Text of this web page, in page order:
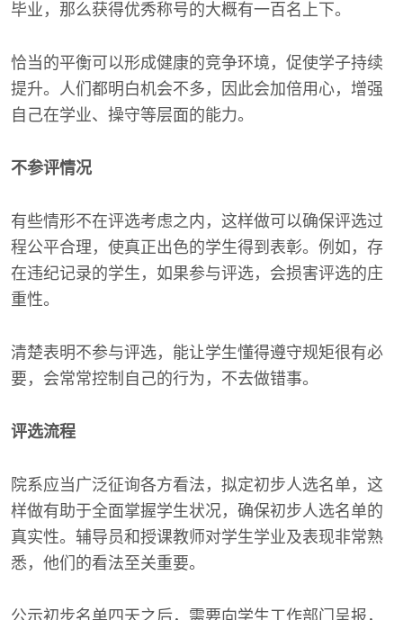
毕业，那么获得优秀称号的大概有一百名上下。
恰当的平衡可以形成健康的竞争环境，促使学子持续
提升。人们都明白机会不多，因此会加倍用心，增强
自己在学业、操守等层面的能力。
不参评情况
有些情形不在评选考虑之内，这样做可以确保评选过
程公平合理，使真正出色的学生得到表彰。例如，存
在违纪记录的学生，如果参与评选，会损害评选的庄
重性。
清楚表明不参与评选，能让学生懂得遵守规矩很有必
要，会常常控制自己的行为，不去做错事。
评选流程
院系应当广泛征询各方看法，拟定初步人选名单，这
样做有助于全面掌握学生状况，确保初步人选名单的
真实性。辅导员和授课教师对学生学业及表现非常熟
悉，他们的看法至关重要。
公示初步名单四天之后，需要向学生工作部门呈报，